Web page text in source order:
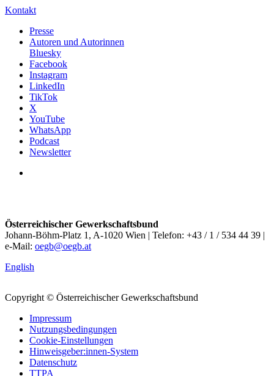
Kontakt
Presse
Autoren und Autorinnen
Bluesky
Facebook
Instagram
LinkedIn
TikTok
X
YouTube
WhatsApp
Podcast
Newsletter
Österreichischer Gewerkschaftsbund
Johann-Böhm-Platz 1, A-1020 Wien | Telefon: +43 / 1 / 534 44 39 |
e-Mail: oegb@oegb.at
English
Copyright © Österreichischer Gewerkschaftsbund
Impressum
Nutzungsbedingungen
Cookie-Einstellungen
Hinweisgeber:innen-System
Datenschutz
TTPA